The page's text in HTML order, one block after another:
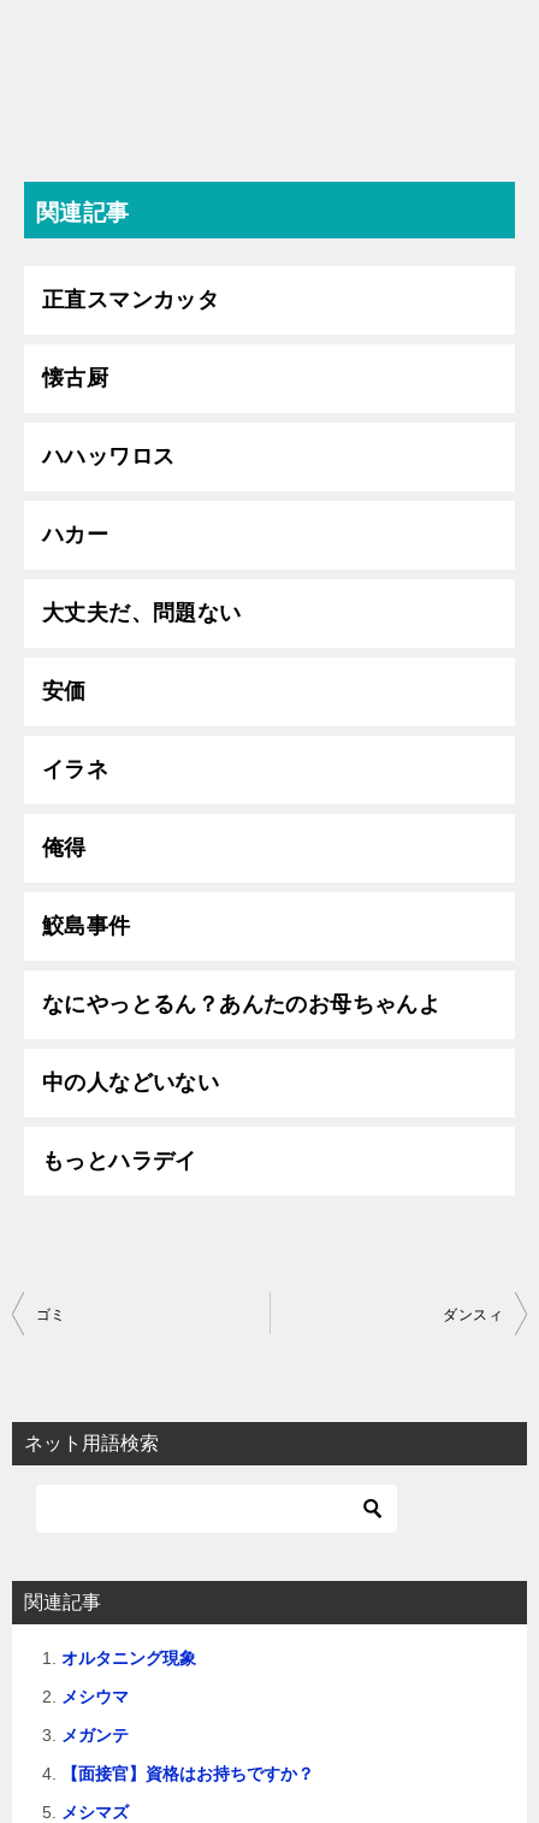
関連記事
正直スマンカッタ
懐古厨
ハハッワロス
ハカー
大丈夫だ、問題ない
安価
イラネ
俺得
鮫島事件
なにやっとるん？あんたのお母ちゃんよ
中の人などいない
もっとハラデイ
投
ビ
ゲ
ョ
ン
ゴミ ダンスィ
ネット用語検索
関連記事
オルタニング現象
メシウマ
メガンテ
【面接官】資格はお持ちですか？
メシマズ